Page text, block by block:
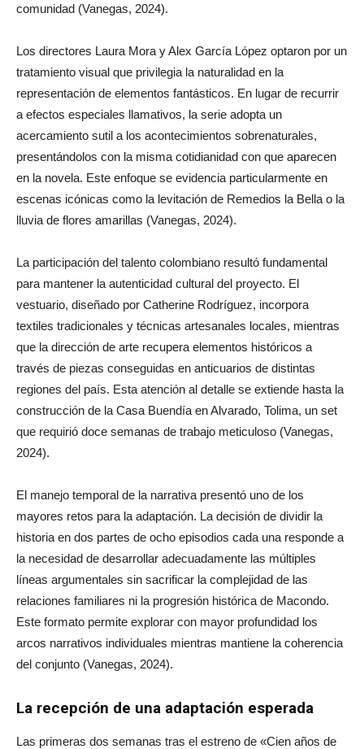
comunidad (Vanegas, 2024).
Los directores Laura Mora y Alex García López optaron por un
tratamiento visual que privilegia la naturalidad en la
representación de elementos fantásticos. En lugar de recurrir
a efectos especiales llamativos, la serie adopta un
acercamiento sutil a los acontecimientos sobrenaturales,
presentándolos con la misma cotidianidad con que aparecen
en la novela. Este enfoque se evidencia particularmente en
escenas icónicas como la levitación de Remedios la Bella o la
lluvia de flores amarillas (Vanegas, 2024).
La participación del talento colombiano resultó fundamental
para mantener la autenticidad cultural del proyecto. El
vestuario, diseñado por Catherine Rodríguez, incorpora
textiles tradicionales y técnicas artesanales locales, mientras
que la dirección de arte recupera elementos históricos a
través de piezas conseguidas en anticuarios de distintas
regiones del país. Esta atención al detalle se extiende hasta la
construcción de la Casa Buendía en Alvarado, Tolima, un set
que requirió doce semanas de trabajo meticuloso (Vanegas,
2024).
El manejo temporal de la narrativa presentó uno de los
mayores retos para la adaptación. La decisión de dividir la
historia en dos partes de ocho episodios cada una responde a
la necesidad de desarrollar adecuadamente las múltiples
líneas argumentales sin sacrificar la complejidad de las
relaciones familiares ni la progresión histórica de Macondo.
Este formato permite explorar con mayor profundidad los
arcos narrativos individuales mientras mantiene la coherencia
del conjunto (Vanegas, 2024).
La recepción de una adaptación esperada
Las primeras dos semanas tras el estreno de «Cien años de